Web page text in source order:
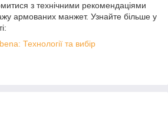
з технічними рекомендаціями
армованих манжет. Узнайте більше у
Технології та вибір